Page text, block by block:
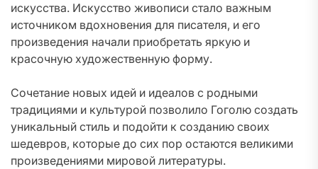
искусства. Искусство живописи стало важным
источником вдохновения для писателя, и его
произведения начали приобретать яркую и
красочную художественную форму.
Сочетание новых идей и идеалов с родными
традициями и культурой позволило Гоголю создать
уникальный стиль и подойти к созданию своих
шедевров, которые до сих пор остаются великими
произведениями мировой литературы.